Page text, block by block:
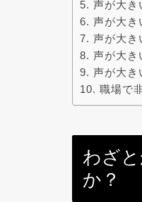
声が大き
声が大き
声が大き
声が大き
声が大き
職場で
わざ
か？